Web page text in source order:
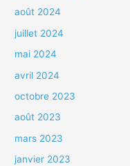
août 2024
juillet 2024
mai 2024
avril 2024
octobre 2023
août 2023
mars 2023
janvier 2023